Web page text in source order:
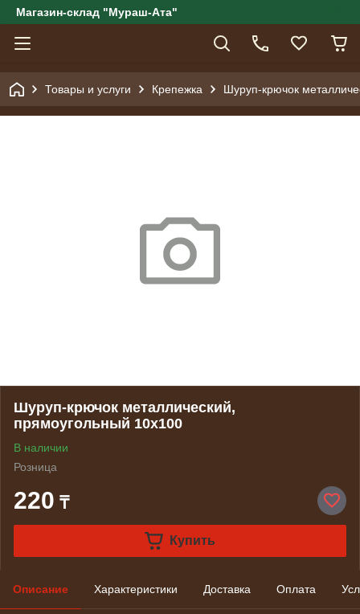
Магазин-склад "Мураш-Ата"
Товары и услуги Крепежка Шуруп-крючок
Шуруп-крючок металлический,
прямоугольный 10х100
В наличии
Розница
220 ₸
Купить
Описание Характеристики Доставка Оплата